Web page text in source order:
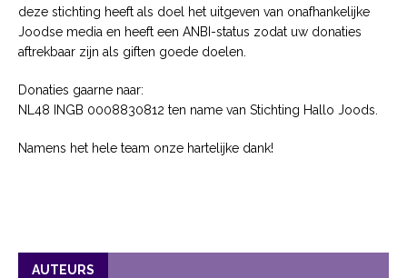
deze stichting heeft als doel het uitgeven van onafhankelijke
Joodse media en heeft een ANBI-status zodat uw donaties
aftrekbaar zijn als giften goede doelen.
Donaties gaarne naar:
NL48 INGB 0008830812 ten name van Stichting Hallo Joods.
Namens het hele team onze hartelijke dank!
AUTEURS